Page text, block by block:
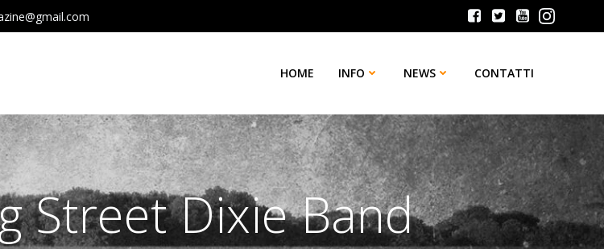
HOME INFO NEWS CONTATTI
Street Dixie Band